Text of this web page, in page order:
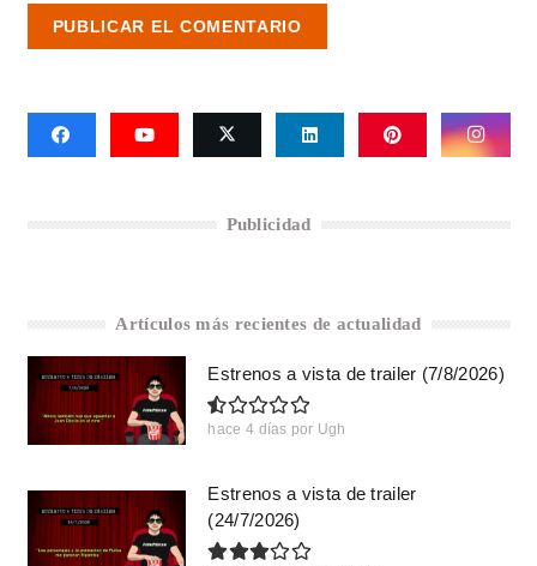
PUBLICAR EL COMENTARIO
Publicidad
Artículos más recientes de actualidad
Estrenos a vista de trailer (7/8/2026)
hace 4 días por Ugh
Estrenos a vista de trailer
(24/7/2026)